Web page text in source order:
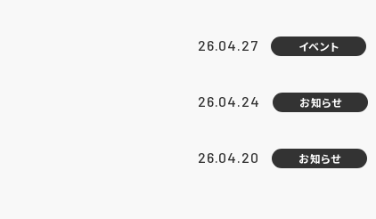
26.04.27 イベント
26.04.24 お知らせ
26.04.20 お知らせ